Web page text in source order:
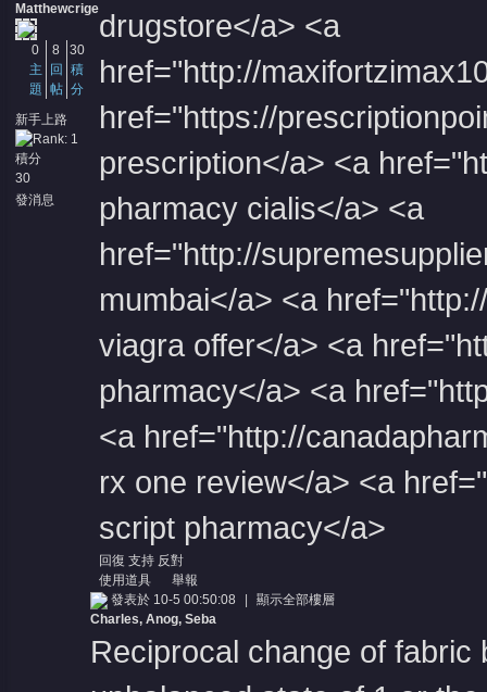
Matthewcrige
0
主
題
8
回
帖
30
積
分
新手上路
積分
30
發消息
drugstore</a> <a
href="http://
href="https://
prescription</a> <a
pharmacy cialis</a> <a
href="http://
mumbai</a> <a
viagra offer</a> <a
pharmacy</a> <a
<a href="http://
rx one review</a> <a
script pharmacy</a>
回復 支持 反對
使用道具
舉報
發表於 10-5 00:50:08
顯示全部樓層
Charles, Anog, Seba
Reciprocal change of